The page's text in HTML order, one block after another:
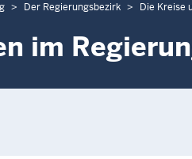
Der Regierungsbezirk Die Kreise
im